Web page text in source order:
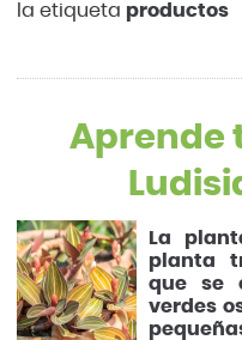
la etiqueta productos
Aprende
La
planta
que se
verdes